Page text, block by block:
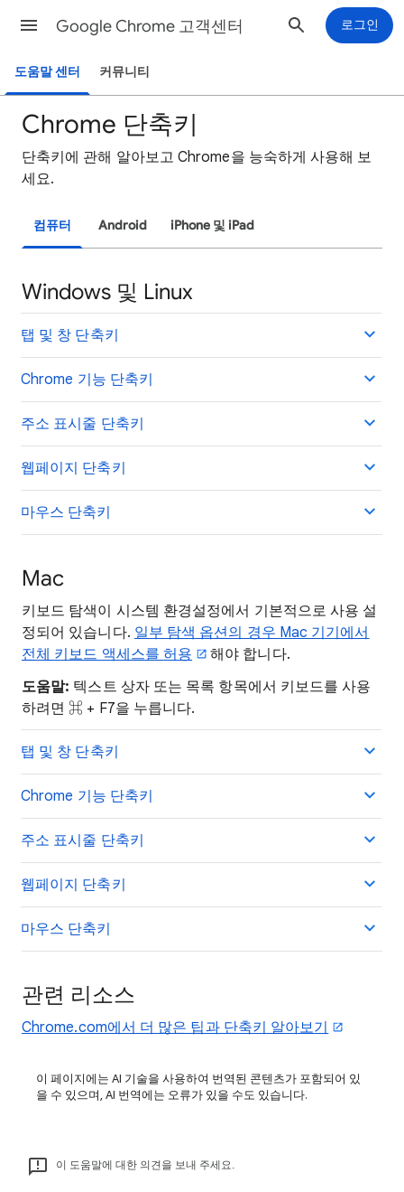
Google Chrome 고객센터 로그인
도움말 센터 커뮤니티
Chrome 단축키
단축키에 관해 알아보고 Chrome을 능숙하게 사용해 보
세요.
컴퓨터 Android iPhone 및 iPad
Windows 및 Linux
탭 및 창 단축키
Chrome 기능 단축키
주소 표시줄 단축키
웹페이지 단축키
마우스 단축키
Mac
키보드 탐색이 시스템 환경설정에서 기본적으로 사용 설
정되어 있습니다. 일부 탐색 옵션의 경우 Mac 기기에서
전체 키보드 액세스를 허용
해야 합니다.
도움말: 텍스트 상자 또는 목록 항목에서 키보드를 사용
하려면 ⌘ + F7을 누릅니다.
탭 및 창 단축키
Chrome 기능 단축키
주소 표시줄 단축키
웹페이지 단축키
마우스 단축키
관련 리소스
Chrome.com에서 더 많은 팁과 단축키 알아보기
이 페이지에는 AI 기술을 사용하여 번역된 콘텐츠가 포함되어 있
을 수 있으며, AI 번역에는 오류가 있을 수도 있습니다.
이 도움말에 대한 의견을 보내 주세요.